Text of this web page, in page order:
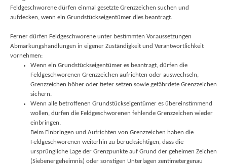
Feldgeschworene dürfen einmal gesetzte Grenzzeichen suchen und
aufdecken, wenn ein Grundstückseigentümer dies beantragt.
Ferner dürfen Feldgeschworene unter bestimmten Voraussetzungen
Abmarkungshandlungen in eigener Zuständigkeit und Verantwortlichkeit
vornehmen:
Wenn ein Grundstückseigentümer es beantragt, dürfen die
Feldgeschworenen Grenzzeichen aufrichten oder auswechseln,
Grenzzeichen höher oder tiefer setzen sowie gefährdete Grenzzeichen
sichern.
Wenn alle betroffenen Grundstückseigentümer es übereinstimmend
wollen, dürfen die Feldgeschworenen fehlende Grenzzeichen wieder
einbringen.
Beim Einbringen und Aufrichten von Grenzzeichen haben die
Feldgeschworenen weiterhin zu berücksichtigen, dass die
ursprüngliche Lage der Grenzpunkte auf Grund der geheimen Zeichen
(Siebenergeheimnis) oder sonstigen Unterlagen zentimetergenau